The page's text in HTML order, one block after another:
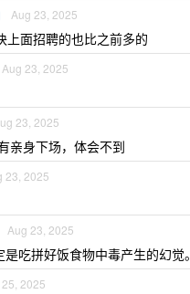
Aug 23, 2025
上面招聘的也比之前多的
Aug 23, 2025
23, 2025
亲身下场，体会不到
23, 2025
Aug 23, 2025
吃拼好饭食物中毒产生的幻觉。
2025